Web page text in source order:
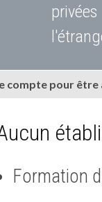
compte pour
Formation